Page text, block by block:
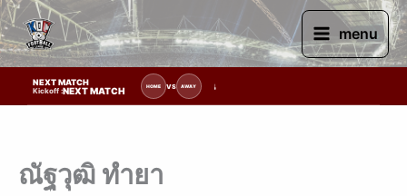
Skip
to
content
menu
NEXT MATCH
Kickoff :NEXT MATCH HOME VS AWAY
รายการแข่งขัน | รอระบุวันแข่งขัน | รอข้อมูลทีมแข่งขัน
ณัฐวุฒิ ทำยา